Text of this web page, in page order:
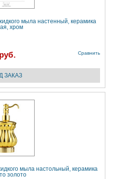
мыла настенный, керамика
хром
Сравнить
мыла настольный, керамика
золото